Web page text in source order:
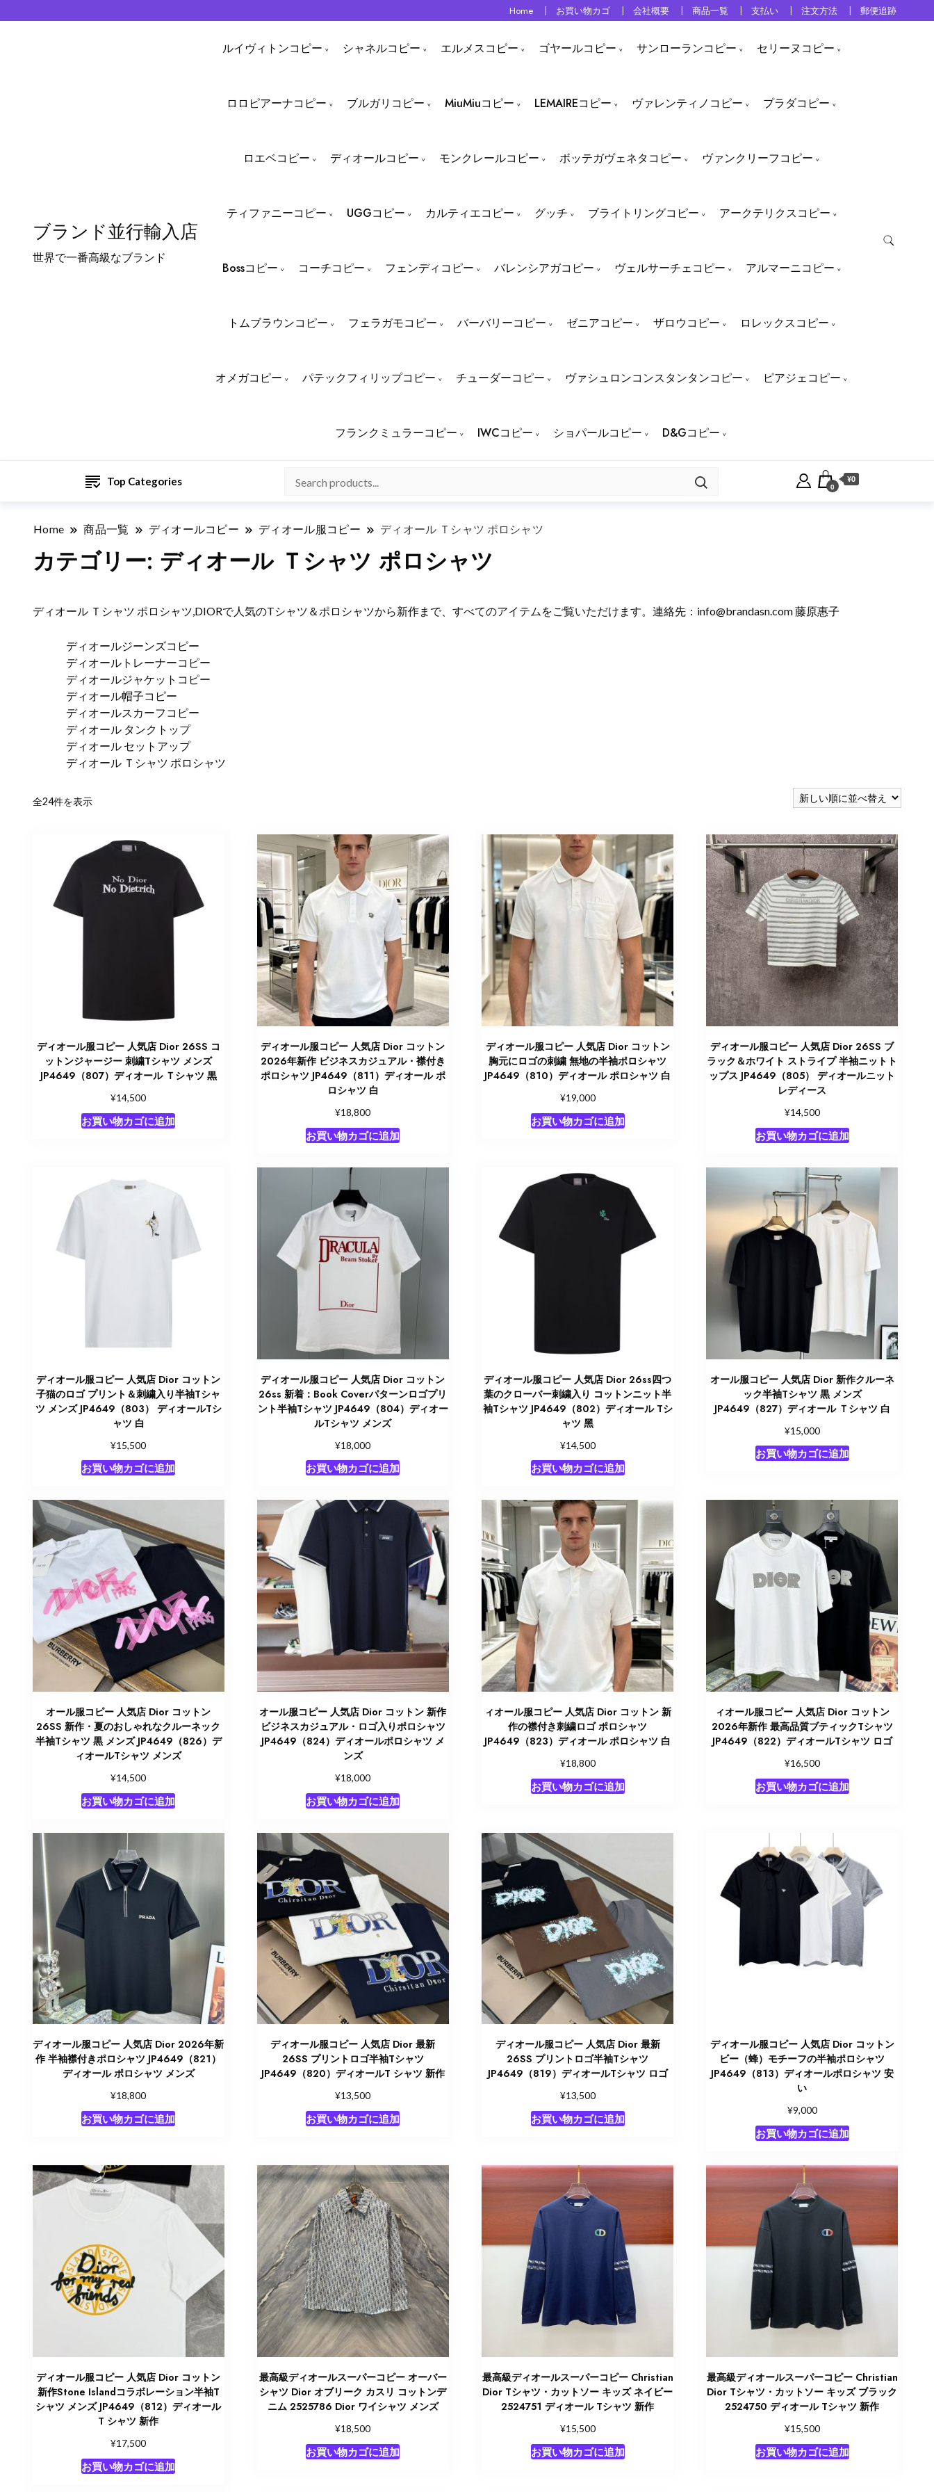
Home お買い物カゴ 会社概要 商品一覧 支払い 注文方法 郵便追跡
ブランド並行輸入店
世界で一番高級なブランド
ルイヴィトンコピー シャネルコピー エルメスコピー ゴヤールコピー サンローランコピー セリーヌコピー
ロロピアーナコピー ブルガリコピー MiuMiuコピー LEMAIREコピー ヴァレンティノコピー プラダコピー
ロエベコピー ディオールコピー モンクレールコピー ボッテガヴェネタコピー ヴァンクリーフコピー
ティファニーコピー UGGコピー カルティエコピー グッチ ブライトリングコピー アークテリクスコピー
Bossコピー コーチコピー フェンディコピー バレンシアガコピー ヴェルサーチェコピー アルマーニコピー
トムブラウンコピー フェラガモコピー バーバリーコピー ゼニアコピー ザロウコピー ロレックスコピー
オメガコピー パテックフィリップコピー チューダーコピー ヴァシュロンコンスタンタンコピー ピアジェコピー
フランクミュラーコピー IWCコピー ショパールコピー D&Gコピー
Top Categories 0
¥0
Home 商品一覧 ディオールコピー ディオール服コピー ディオール Ｔシャツ ポロシャツ
カテゴリー: ディオール Ｔシャツ ポロシャツ
ディオール Ｔシャツ ポロシャツ,DIORで人気のTシャツ＆ポロシャツから新作まで、すべてのアイテムをご覧いただけます。連絡先： info@brandasn.com藤原惠子
ディオールジーンズコピー
ディオールトレーナーコピー
ディオールジャケットコピー
ディオール帽子コピー
ディオールスカーフコピー
ディオール タンクトップ
ディオール セットアップ
ディオール Ｔシャツ ポロシャツ
全24件を表示新
順
ディオール服コピー 人気店 Dior 26SS コ
ットンジャージー 刺繍Tシャツ メンズ
JP4649（807）ディオール Ｔシャツ 黒
¥14,500
お買い物カゴに追加
ディオール服コピー 人気店 Dior コットン
2026年新作 ビジネスカジュアル・襟付き
ポロシャツ JP4649（811）ディオール ポ
ロシャツ 白
¥18,800
お買い物カゴに追加
ディオール服コピー 人気店 Dior コットン
胸元にロゴの刺繍 無地の半袖ポロシャツ
JP4649（810）ディオール ポロシャツ 白
¥19,000
お買い物カゴに追加
ディオール服コピー 人気店 Dior 26SS ブ
ラック＆ホワイト ストライプ 半袖ニットト
ップス JP4649（805） ディオールニット
レディース
¥14,500
お買い物カゴに追加
ディオール服コピー 人気店 Dior コットン
子猫のロゴ プリント＆刺繍入り半袖Tシャ
ツ メンズ JP4649（803） ディオールTシ
ャツ 白
¥15,500
お買い物カゴに追加
ディオール服コピー 人気店 Dior コットン
26ss 新着：Book Coverパターンロゴプリ
ント半袖Tシャツ JP4649（804）ディオー
ルTシャツ メンズ
¥18,000
お買い物カゴに追加
ディオール服コピー 人気店 Dior 26ss四つ
葉のクローバー刺繍入り コットンニット半
袖Tシャツ JP4649（802）ディオール Tシ
ャツ 黑
¥14,500
お買い物カゴに追加
オール服コピー 人気店 Dior 新作クルーネ
ック半袖Tシャツ 黒 メンズ
JP4649（827）ディオール Ｔシャツ 白
¥15,000
お買い物カゴに追加
オール服コピー 人気店 Dior コットン
26SS 新作・夏のおしゃれなクルーネック
半袖Tシャツ 黒 メンズ JP4649（826）デ
ィオールTシャツ メンズ
¥14,500
お買い物カゴに追加
オール服コピー 人気店 Dior コットン 新作
ビジネスカジュアル・ロゴ入りポロシャツ
JP4649（824）ディオールポロシャツ メ
ンズ
¥18,000
お買い物カゴに追加
ィオール服コピー 人気店 Dior コットン 新
作の襟付き刺繍ロゴ ポロシャツ
JP4649（823）ディオール ポロシャツ 白
¥18,800
お買い物カゴに追加
ィオール服コピー 人気店 Dior コットン
2026年新作 最高品質ブティックTシャツ
JP4649（822）ディオールTシャツ ロゴ
¥16,500
お買い物カゴに追加
ディオール服コピー 人気店 Dior 2026年新
作 半袖襟付きポロシャツ JP4649（821）
ディオール ポロシャツ メンズ
¥18,800
お買い物カゴに追加
ディオール服コピー 人気店 Dior 最新
26SS プリントロゴ半袖Tシャツ
JP4649（820）ディオールT シャツ 新作
¥13,500
お買い物カゴに追加
ディオール服コピー 人気店 Dior 最新
26SS プリントロゴ半袖Tシャツ
JP4649（819）ディオールTシャツ ロゴ
¥13,500
お買い物カゴに追加
ディオール服コピー 人気店 Dior コットン
ビー（蜂）モチーフの半袖ポロシャツ
JP4649（813）ディオールポロシャツ 安
い
¥9,000
お買い物カゴに追加
ディオール服コピー 人気店 Dior コットン
新作Stone Islandコラボレーション半袖T
シャツ メンズ JP4649（812）ディオール
T シャツ 新作
¥17,500
お買い物カゴに追加
最高級ディオールスーパーコピー オーバー
シャツ Dior オブリーク カスリ コットンデ
ニム 2525786 Dior ワイシャツ メンズ
¥18,500
お買い物カゴに追加
最高級ディオールスーパーコピー Christian
Dior Tシャツ・カットソー キッズ ネイビー
2524751 ディオール Tシャツ 新作
¥15,500
お買い物カゴに追加
最高級ディオールスーパーコピー Christian
Dior Tシャツ・カットソー キッズ ブラック
2524750 ディオール Tシャツ 新作
¥15,500
お買い物カゴに追加